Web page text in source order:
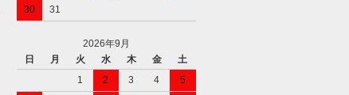
30
31
2026年9月
日
月 火 水 木 金
土
1
2 3 4
5